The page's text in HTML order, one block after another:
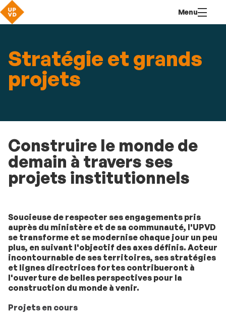
contenu
Menu
Stratégie et grands
projets
Construire le monde de
demain à travers ses
projets institutionnels
Soucieuse de respecter ses engagements pris
auprès du ministère et de sa communauté, l'UPVD
se transforme et se modernise chaque jour un peu
plus, en suivant l'objectif des axes définis. Acteur
incontournable de ses territoires, ses stratégies
et lignes directrices fortes contribueront à
l'ouverture de belles perspectives pour la
construction du monde à venir.
Projets en cours